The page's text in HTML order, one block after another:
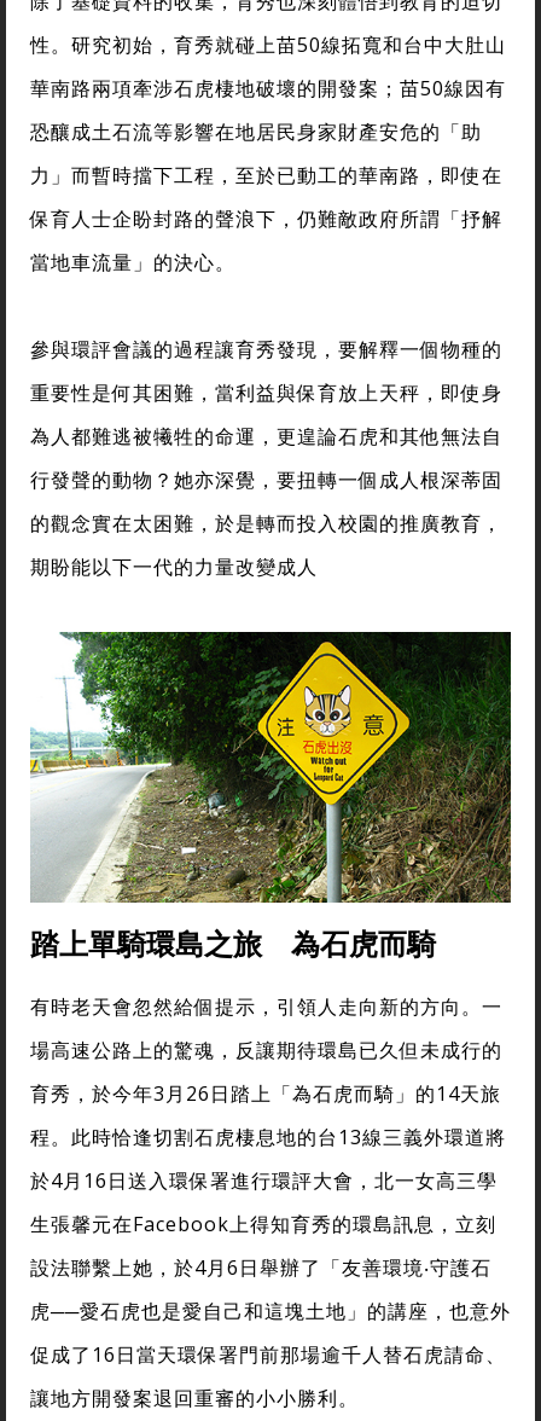
性。研究初始，育秀就碰上苗50線拓寬和台中大肚山
華南路兩項牽涉石虎棲地破壞的開發案；苗50線因有
恐釀成土石流等影響在地居民身家財產安危的「助
力」而暫時擋下工程，至於已動工的華南路，即使在
保育人士企盼封路的聲浪下，仍難敵政府所謂「抒解
當地車流量」的決心。
參與環評會議的過程讓育秀發現，要解釋一個物種的
重要性是何其困難，當利益與保育放上天秤，即使身
為人都難逃被犧牲的命運，更遑論石虎和其他無法自
行發聲的動物？她亦深覺，要扭轉一個成人根深蒂固
的觀念實在太困難，於是轉而投入校園的推廣教育，
期盼能以下一代的力量改變成人
踏上單騎環島之旅 為石虎而騎
有時老天會忽然給個提示，引領人走向新的方向。一
場高速公路上的驚魂，反讓期待環島已久但未成行的
育秀，於今年3月26日踏上「為石虎而騎」的14天旅
程。此時恰逢切割石虎棲息地的台13線三義外環道將
於4月16日送入環保署進行環評大會，北一女高三學
生張馨元在Facebook上得知育秀的環島訊息，立刻
設法聯繫上她，於4月6日舉辦了「友善環境‧守護石
虎──愛石虎也是愛自己和這塊土地」的講座，也意外
促成了16日當天環保署門前那場逾千人替石虎請命、
讓地方開發案退回重審的小小勝利。